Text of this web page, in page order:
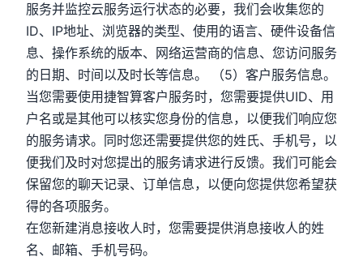
服务并监控云服务运行状态的必要，我们会收集您的
ID、IP地址、浏览器的类型、使用的语言、硬件设备信
息、操作系统的版本、网络运营商的信息、您访问服务
的日期、时间以及时长等信息。 （5）客户服务信息。
当您需要使用捷智算客户服务时，您需要提供UID、用
户名或是其他可以核实您身份的信息，以便我们响应您
的服务请求。同时您还需要提供您的姓氏、手机号，以
便我们及时对您提出的服务请求进行反馈。我们可能会
保留您的聊天记录、订单信息，以便向您提供您希望获
得的各项服务。
在您新建消息接收人时，您需要提供消息接收人的姓
名、邮箱、手机号码。